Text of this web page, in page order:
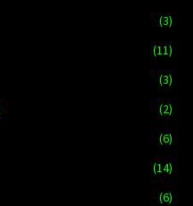
(3)
(11)
(3)
(2)
(6)
(14)
(6)